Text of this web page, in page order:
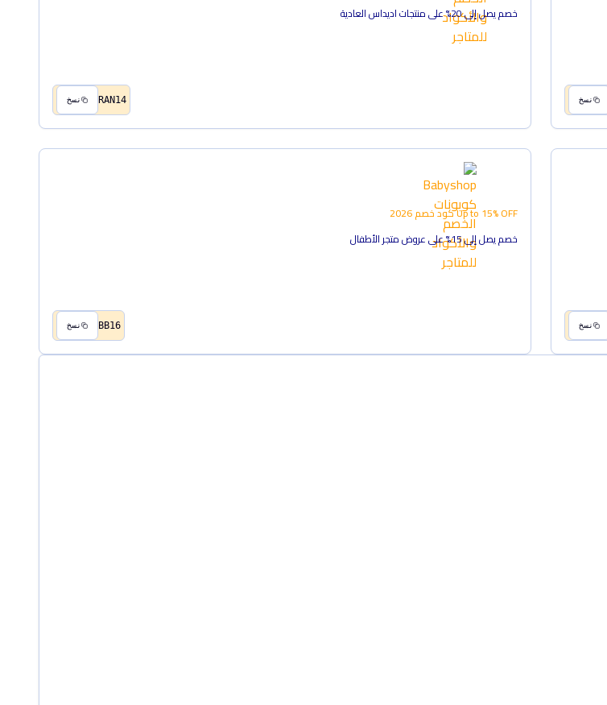
نسخ
خصم يصل إلى 20% على منتجات اديداس العادية
RAN14 نسخ
نسخ
Up to 15% OFFكود خصم2026
خصم يصل إلى 15% على عروض متجر الأطفال
BB16 نسخ